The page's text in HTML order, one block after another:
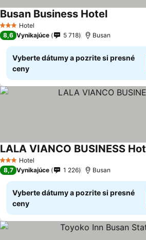
3 Počet hviezdičiek
Hotel
Busan Business HotelZobraziť
8,6 Vynikajúce 5 718 Busan
Vyberte dátumy a pozrite si presné
ceny
3 Počet hviezdičiek
Hotel
LALA VIANCO BUSINESS
8,7 Vynikajúce 1 226 Busan
Vyberte dátumy a pozrite si presné
ceny